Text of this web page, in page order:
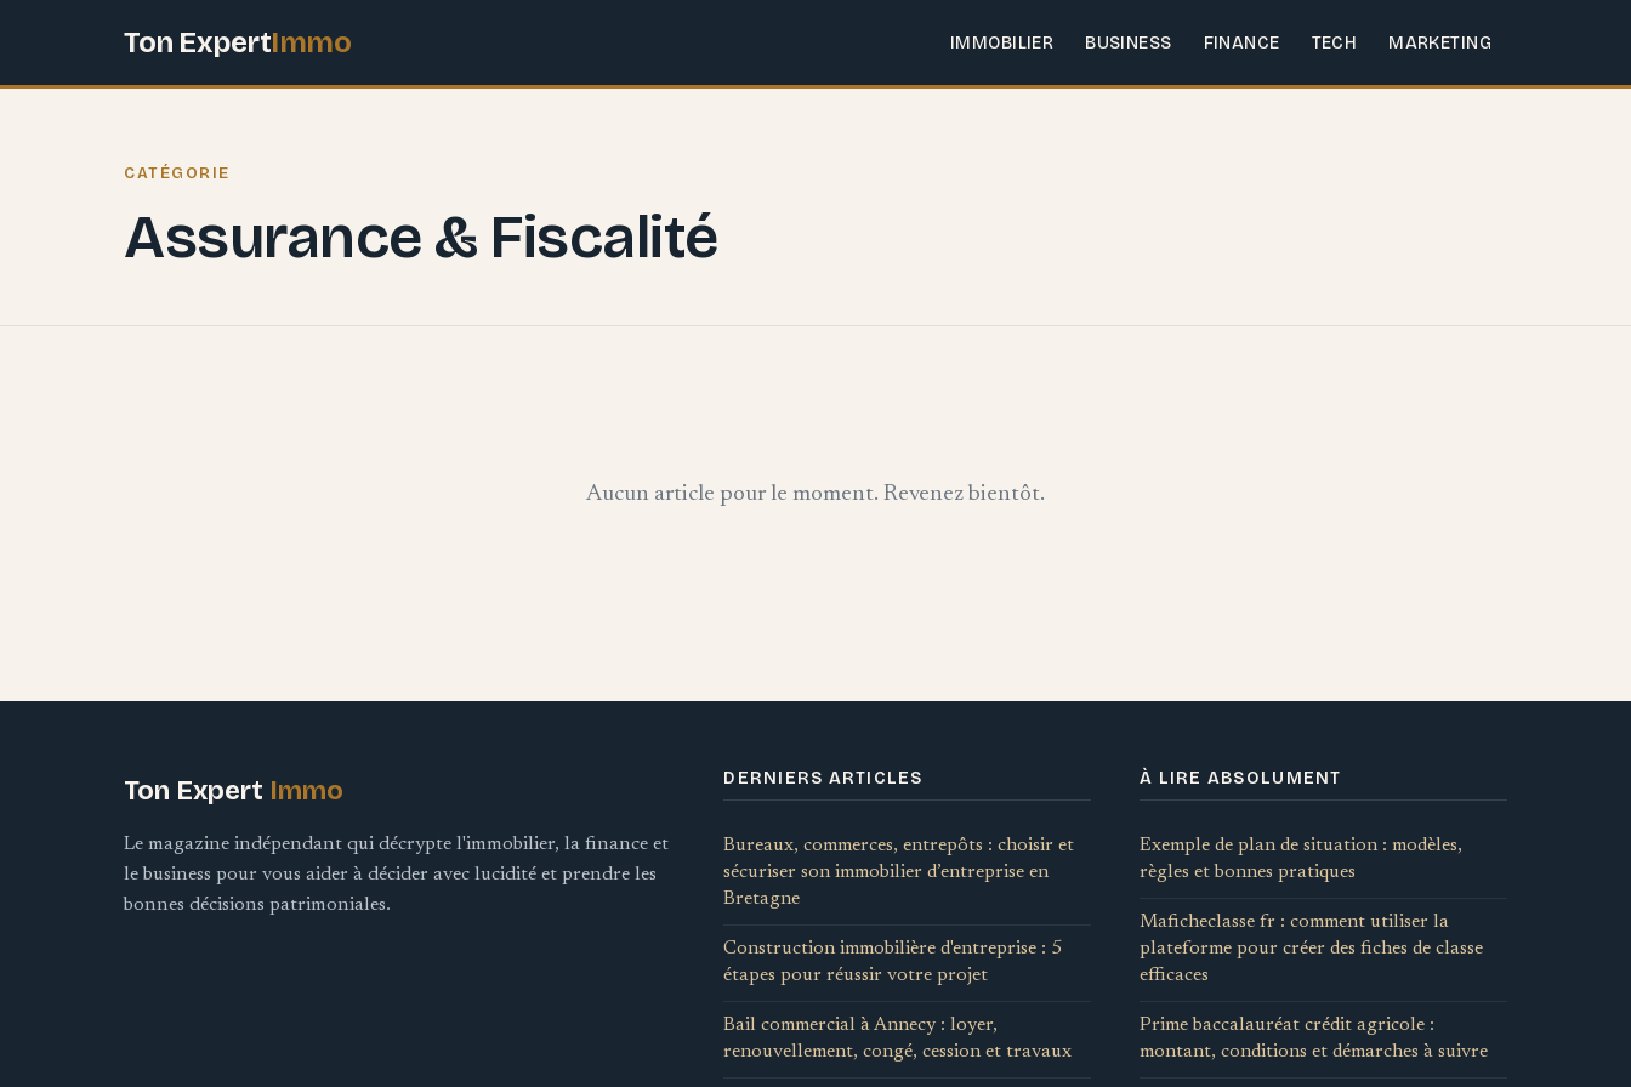
Ton ExpertImmo IMMOBILIER BUSINESS FINANCE TECH MARKETING
CATÉGORIE
Assurance & Fiscalité
Aucun article pour le moment. Revenez bientôt.
Ton Expert Immo
Le magazine indépendant qui décrypte l'immobilier, la finance et
le business pour vous aider à décider avec lucidité et prendre les
bonnes décisions patrimoniales.
DERNIERS ARTICLES
Bureaux, commerces, entrepôts : choisir et
sécuriser son immobilier d’entreprise en
Bretagne
Construction immobilière d'entreprise : 5
étapes pour réussir votre projet
Bail commercial à Annecy : loyer,
renouvellement, congé, cession et travaux
À LIRE ABSOLUMENT
Exemple de plan de situation : modèles,
règles et bonnes pratiques
Maficheclasse fr : comment utiliser la
plateforme pour créer des fiches de classe
efficaces
Prime baccalauréat crédit agricole :
montant, conditions et démarches à suivre